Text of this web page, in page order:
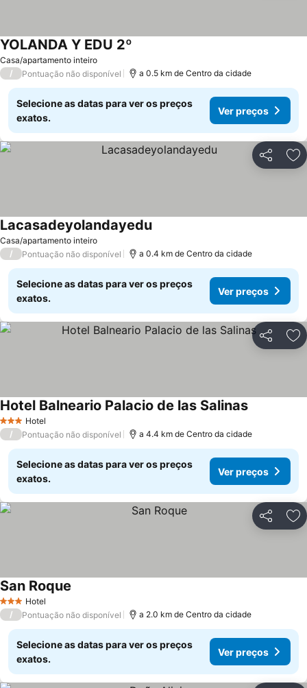
Casa/apartamento inteiro
YOLANDA Y EDU 2º
/ Pontuação não disponível a 0.5 km de Centro da cidade
Selecione as datas para ver os preços
exatos.
Ver preços
Partilhar
Casa/apartamento inteiro
LacasadeyolandayeduVer preços
/ Pontuação não disponível a 0.4 km de Centro da cidade
Selecione as datas para ver os preços
exatos.
Ver preços
Partilhar
3 EstrelasHotel
Hotel Balneario Palacio de las SalinasVer preços
/ Pontuação não disponível a 4.4 km de Centro da cidade
Selecione as datas para ver os preços
exatos.
Ver preços
Partilhar
3 EstrelasHotel
San Roque
/ Pontuação não disponível a 2.0 km de Centro da cidade
Selecione as datas para ver os preços
exatos.
Ver preços